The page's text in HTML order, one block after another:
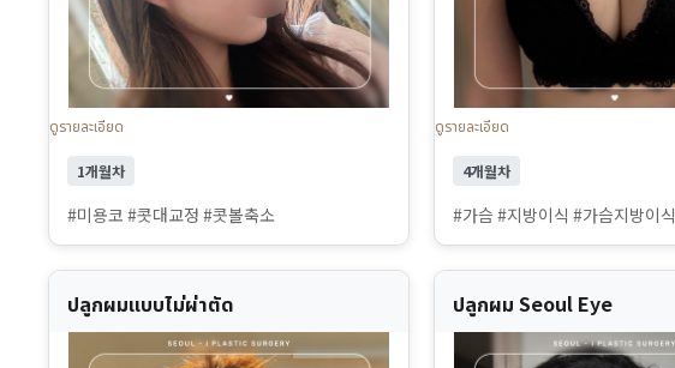
ดูรายละเอียด
1개월차
#미용코 #콧대교정 #콧볼축소
ดูรายละเอียด
4개월차
#가슴 #지방이식 #가슴지방이식
ปลูกผมแบบไม่ผ่าตัด ปลูกผม Seoul Eye